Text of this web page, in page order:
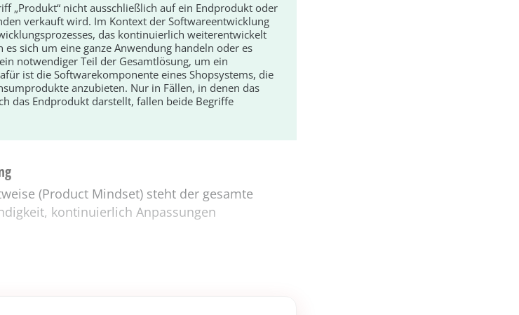
„Produkt“ nicht ausschließlich auf ein Endprodukt oder
verkauft wird. Im Kontext der Softwareentwicklung
das kontinuierlich weiterentwickelt
sich um eine ganze Anwendung handeln oder es
notwendiger Teil der Gesamtlösung, um ein
ist die Softwarekomponente eines Shopsystems, die
anzubieten. Nur in Fällen, in denen das
das Endprodukt darstellt, fallen beide Begriffe
(Product Mindset) steht der gesamte
kontinuierlich Anpassungen